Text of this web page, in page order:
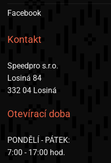
Facebook
Kontakt
Speedpro s.r.o.
Losiná 84
332 04 Losiná
Otevírací doba
PONDĚLÍ - PÁTEK:
7:00 - 17:00 hod.